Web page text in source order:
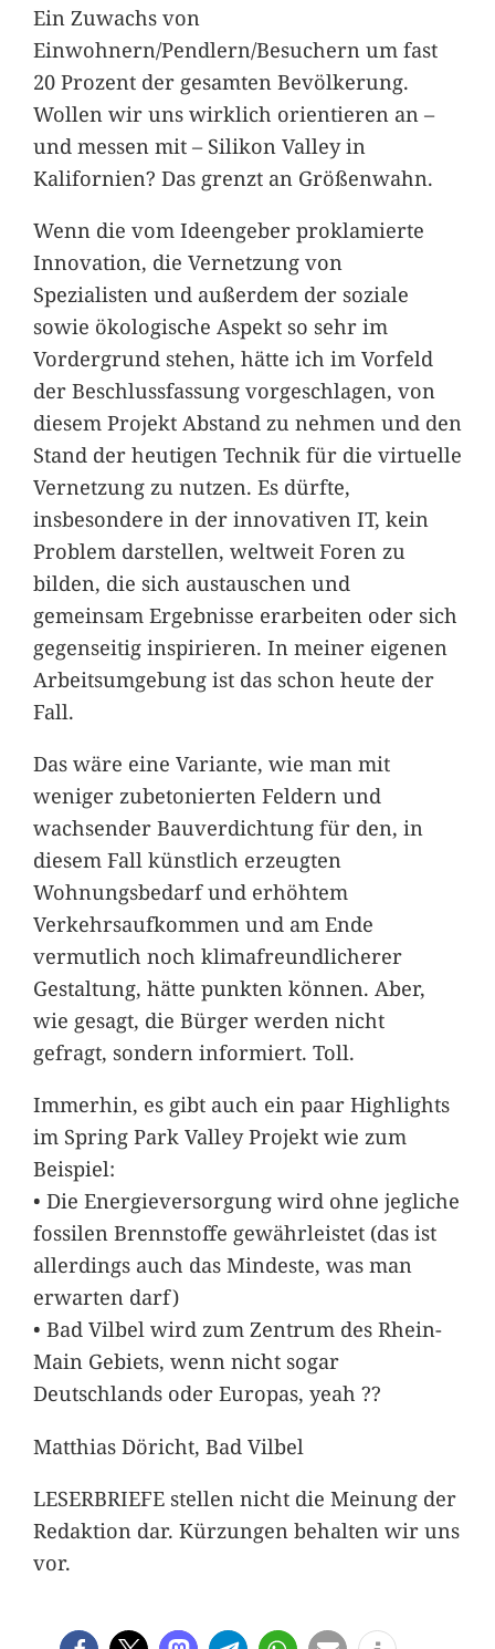
Ein Zuwachs von
Einwohnern/Pendlern/Besuchern um fast
20 Prozent der gesamten Bevölkerung.
Wollen wir uns wirklich orientieren an –
und messen mit – Silikon Valley in
Kalifornien? Das grenzt an Größenwahn.
Wenn die vom Ideengeber proklamierte
Innovation, die Vernetzung von
Spezialisten und außerdem der soziale
sowie ökologische Aspekt so sehr im
Vordergrund stehen, hätte ich im Vorfeld
der Beschlussfassung vorgeschlagen, von
diesem Projekt Abstand zu nehmen und den
Stand der heutigen Technik für die virtuelle
Vernetzung zu nutzen. Es dürfte,
insbesondere in der innovativen IT, kein
Problem darstellen, weltweit Foren zu
bilden, die sich austauschen und
gemeinsam Ergebnisse erarbeiten oder sich
gegenseitig inspirieren. In meiner eigenen
Arbeitsumgebung ist das schon heute der
Fall.
Das wäre eine Variante, wie man mit
weniger zubetonierten Feldern und
wachsender Bauverdichtung für den, in
diesem Fall künstlich erzeugten
Wohnungsbedarf und erhöhtem
Verkehrsaufkommen und am Ende
vermutlich noch klimafreundlicherer
Gestaltung, hätte punkten können. Aber,
wie gesagt, die Bürger werden nicht
gefragt, sondern informiert. Toll.
Immerhin, es gibt auch ein paar Highlights
im Spring Park Valley Projekt wie zum
Beispiel:
• Die Energieversorgung wird ohne jegliche
fossilen Brennstoffe gewährleistet (das ist
allerdings auch das Mindeste, was man
erwarten darf)
• Bad Vilbel wird zum Zentrum des Rhein-
Main Gebiets, wenn nicht sogar
Deutschlands oder Europas, yeah ??
Matthias Döricht, Bad Vilbel
LESERBRIEFE stellen nicht die Meinung der
Redaktion dar. Kürzungen behalten wir uns
vor.